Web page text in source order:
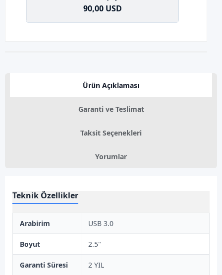
90,00 USD
Ürün Açıklaması
Garanti ve Teslimat
Taksit Seçenekleri
Yorumlar
Teknik Özellikler
Arabirim USB 3.0
Boyut 2.5"
Garanti Süresi 2 YIL